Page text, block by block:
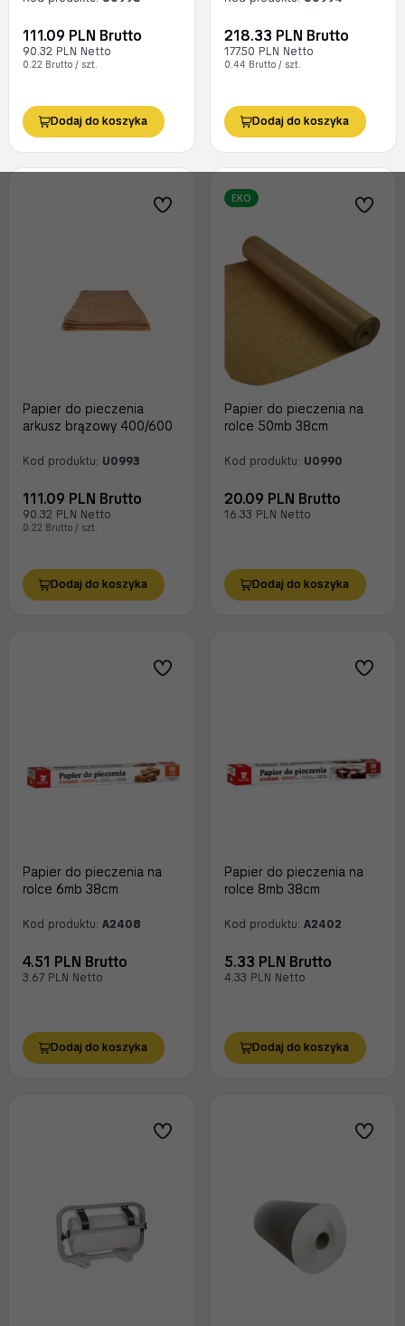
111.09 PLN Brutto
90.32 PLN Netto
0.22 Brutto / szt.
Dodaj do koszyka
218.33 PLN Brutto
177.50 PLN Netto
0.44 Brutto / szt.
Dodaj do koszyka
Papier do pieczenia
arkusz brązowy 400/600
Kod produktu: U0993
111.09 PLN Brutto
90.32 PLN Netto
0.22 Brutto / szt.
Dodaj do koszyka
EKO
Papier do pieczenia na
rolce 50mb 38cm
Kod produktu: U0990
20.09 PLN Brutto
16.33 PLN Netto
Dodaj do koszyka
Papier do pieczenia na
rolce 6mb 38cm
Kod produktu: A2408
4.51 PLN Brutto
3.67 PLN Netto
Dodaj do koszyka
Papier do pieczenia na
rolce 8mb 38cm
Kod produktu: A2402
5.33 PLN Brutto
4.33 PLN Netto
Dodaj do koszyka